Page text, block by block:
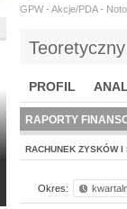
GPW - Akcje/PDA -
PROFIL
BR LAB
RAPORTY
RACHUNEK ZYSKÓW I
Okres: